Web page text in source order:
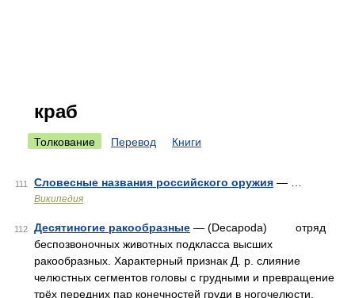
краб
Толкование Перевод Книги
111 Словесные названия российского оружия — …
Википедия
112 Десятиногие ракообразные — (Decapoda) отряд
беспозвоночных животных подкласса высших
ракообразных. Характерный признак Д. р. слияние
челюстных сегментов головы с грудными и превращение
трёх передних пар конечностей груди в ногочелюсти,